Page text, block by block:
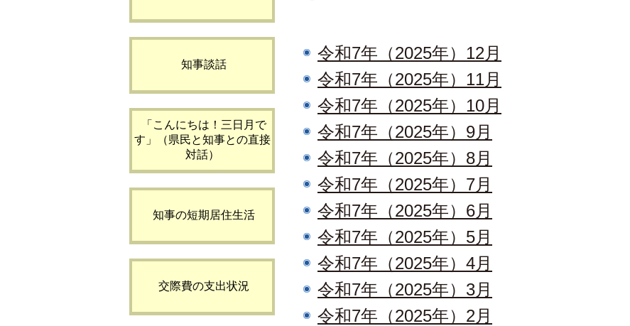
知事談話
「こんにちは！三日月で
す」（県民と知事との直接
対話）
知事の短期居住生活
交際費の支出状況
令和7年（2025年）12月
令和7年（2025年）11月
令和7年（2025年）10月
令和7年（2025年）9月
令和7年（2025年）8月
令和7年（2025年）7月
令和7年（2025年）6月
令和7年（2025年）5月
令和7年（2025年）4月
令和7年（2025年）3月
令和7年（2025年）2月